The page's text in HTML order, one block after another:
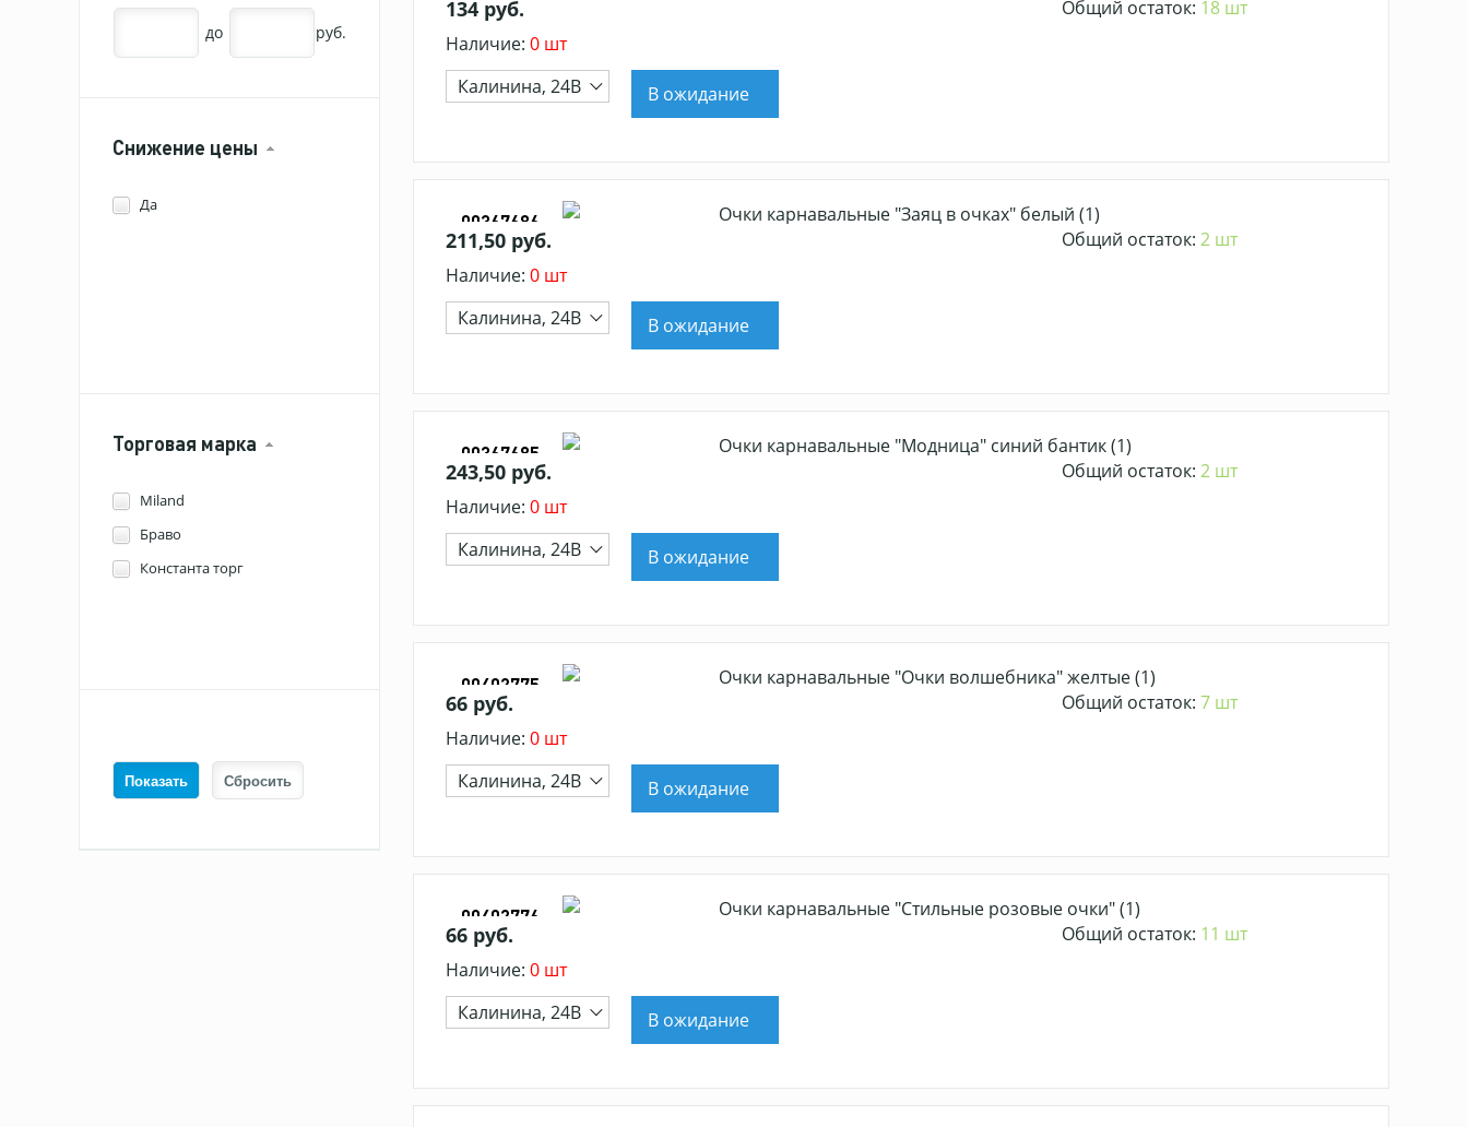
до руб.
Снижение цены
Да
Торговая марка
Miland
Браво
Константа торг
134 руб. Общий остаток: 18 шт
Наличие: 0 шт
Калинина, 24В
В ожидание
00367686 Очки карнавальные "Заяц в очках" белый (1)
211,50 руб. Общий остаток: 2 шт
Наличие: 0 шт
Калинина, 24В
В ожидание
00367685 Очки карнавальные "Модница" синий бантик (1)
243,50 руб. Общий остаток: 2 шт
Наличие: 0 шт
Калинина, 24В
В ожидание
00402775 Очки карнавальные "Очки волшебника" желтые (1)
66 руб. Общий остаток: 7 шт
Наличие: 0 шт
Калинина, 24В
В ожидание
00402776 Очки карнавальные "Стильные розовые очки" (1)
66 руб. Общий остаток: 11 шт
Наличие: 0 шт
Калинина, 24В
В ожидание